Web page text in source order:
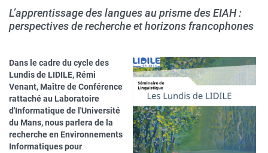
L’apprentissage des langues au prisme des EIAH :
perspectives de recherche et horizons francophones
Dans le cadre du cycle des
Lundis de LIDILE, Rémi
Venant, Maître de Conférence
rattaché au Laboratoire
d'Informatique de l'Université
du Mans, nous parlera de la
recherche en Environnements
Informatiques pour